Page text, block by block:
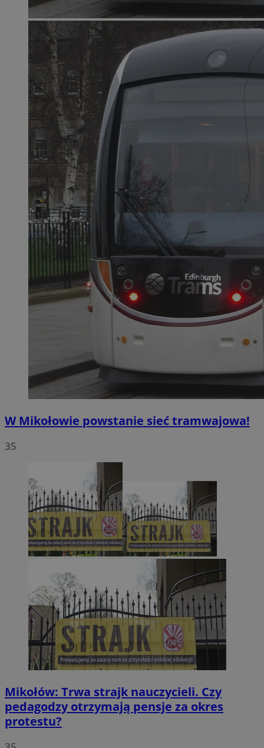
W Mikołowie powstanie sieć tramwajowa!
35
Mikołów: Trwa strajk nauczycieli. Czy
pedagodzy otrzymają pensje za okres
protestu?